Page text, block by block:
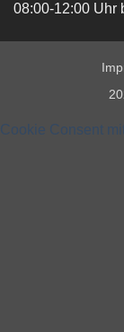
08:00-12:00 Uhr
Cookie Consent